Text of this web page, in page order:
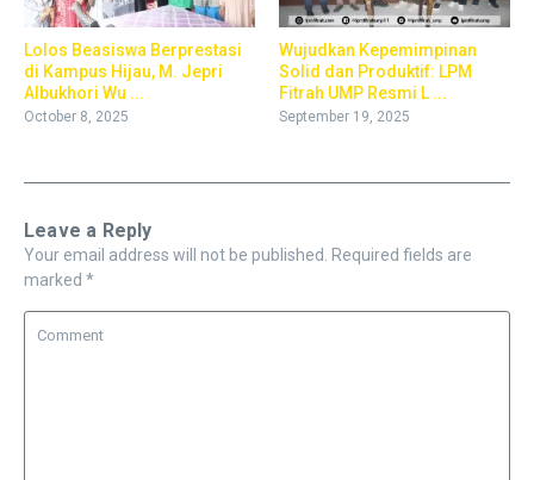
Lolos Beasiswa Berprestasi
di Kampus Hijau, M. Jepri
Albukhori Wu ...
October 8, 2025
Wujudkan Kepemimpinan
Solid dan Produktif: LPM
Fitrah UMP Resmi L ...
September 19, 2025
Leave a Reply
Your email address will not be published. Required fields are
marked *